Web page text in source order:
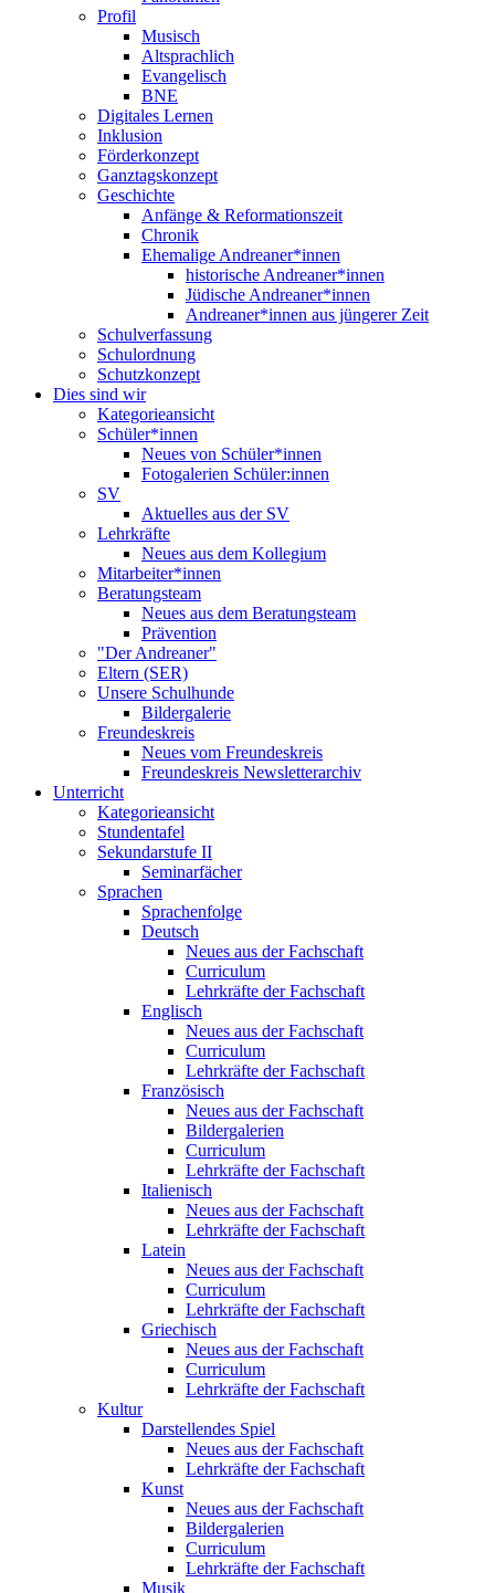
Profil
Musisch
Altsprachlich
Evangelisch
BNE
Digitales Lernen
Inklusion
Förderkonzept
Ganztagskonzept
Geschichte
Anfänge & Reformationszeit
Chronik
Ehemalige Andreaner*innen
historische Andreaner*innen
Jüdische Andreaner*innen
Andreaner*innen aus jüngerer Zeit
Schulverfassung
Schulordnung
Schutzkonzept
Dies sind wir
Kategorieansicht
Schüler*innen
Neues von Schüler*innen
Fotogalerien Schüler:innen
SV
Aktuelles aus der SV
Lehrkräfte
Neues aus dem Kollegium
Mitarbeiter*innen
Beratungsteam
Neues aus dem Beratungsteam
Prävention
"Der Andreaner"
Eltern (SER)
Unsere Schulhunde
Bildergalerie
Freundeskreis
Neues vom Freundeskreis
Freundeskreis Newsletterarchiv
Unterricht
Kategorieansicht
Stundentafel
Sekundarstufe II
Seminarfächer
Sprachen
Sprachenfolge
Deutsch
Neues aus der Fachschaft
Curriculum
Lehrkräfte der Fachschaft
Englisch
Neues aus der Fachschaft
Curriculum
Lehrkräfte der Fachschaft
Französisch
Neues aus der Fachschaft
Bildergalerien
Curriculum
Lehrkräfte der Fachschaft
Italienisch
Neues aus der Fachschaft
Lehrkräfte der Fachschaft
Latein
Neues aus der Fachschaft
Curriculum
Lehrkräfte der Fachschaft
Griechisch
Neues aus der Fachschaft
Curriculum
Lehrkräfte der Fachschaft
Kultur
Darstellendes Spiel
Neues aus der Fachschaft
Lehrkräfte der Fachschaft
Kunst
Neues aus der Fachschaft
Bildergalerien
Curriculum
Lehrkräfte der Fachschaft
Musik